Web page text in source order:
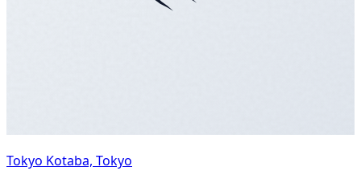
Tokyo Kotaba, Tokyo